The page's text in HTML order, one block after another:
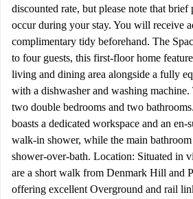
discounted rate, but please note that
occur during your stay. You will receive
complimentary tidy beforehand. The
to four guests, this first-floor home
living and dining area alongside a fully
with a dishwasher and washing
two double bedrooms and two
boasts a dedicated workspace and an
walk-in shower, while the main
shower-over-bath. Location: Situated in
are a short walk from Denmark Hill and
offering excellent Overground and rail